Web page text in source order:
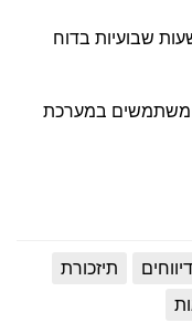
שבועיות בדוח
משתמשים במערכת
תיזכורת